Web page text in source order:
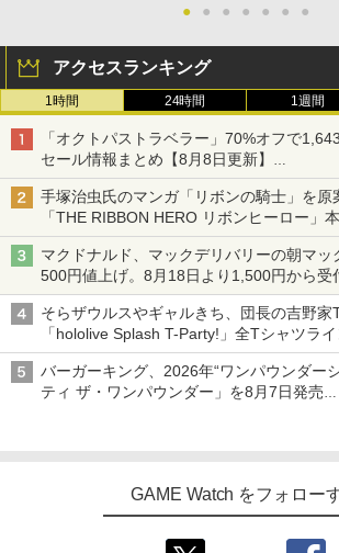
● ● ● ● ● ● ●
アクセスランキング
1時間 24時間 1週間
「オクトパストラベラー」70%オフで
セール情報まとめ【8月8日更新】
ニンテンドーeショップでは「大神 絶景版
手塚治虫氏のマンガ「リボンの騎士」を原
「THE RIBBON HERO リボンヒーロー」
マクドナルド、マックデリバリーの朝マッ
500円値上げ。8月18日より1,500円から受
そらザウルスやギャルきち、団長の吉野家
「hololive Splash T-Party!」全Tシャツライ
ライン販売開始
バーガーキング、2026年“ワンパウンダー
ティ ザ・ワンパウンダー」を8月7日発売
GAME Watch をフォロー